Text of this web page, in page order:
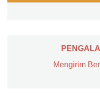
Mengirim